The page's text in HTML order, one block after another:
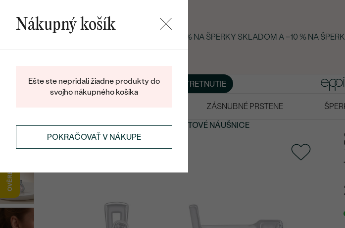
LETNÝ BLACK FRIDAY: −25 % NA ŠPERKY SKLADOM A −10 % NA
BLOGŠPERKY NA MIERU DOHODNÚŤ STRETNUTIE
ZÁSNUBNÉ PRSTENE
NÁUŠNICENÁUŠNICE S DRAHOKAMAMIMORGANITOVÉ NÁUŠNICE
Nákupný košík
Ešte ste nepridali žiadne produkty do
svojho nákupného košíka
POKRAČOVAŤ V NÁKUPE